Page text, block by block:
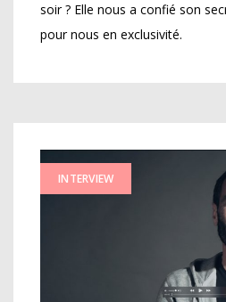
soir ? Elle nous a confié son
pour nous en exclusivité.
INTERVIEW